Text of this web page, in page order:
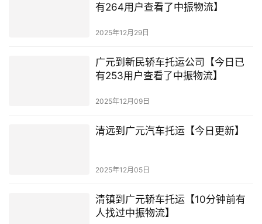
有264用户查看了中振物流】
2025年12月29日
广元到新民轿车托运公司【今日已
有253用户查看了中振物流】
2025年12月09日
清远到广元汽车托运【今日更新】
2025年12月05日
清镇到广元轿车托运【10分钟前有
人找过中振物流】